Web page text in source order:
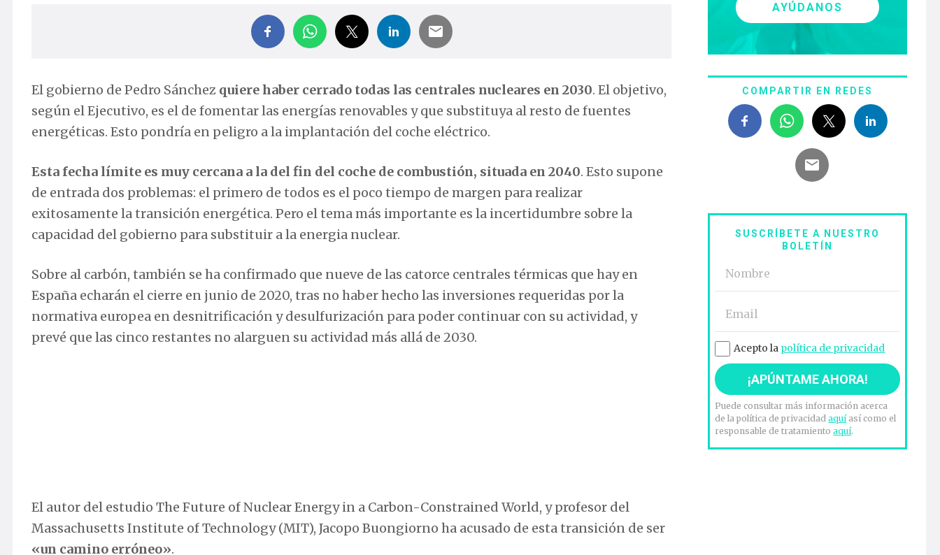
El gobierno de Pedro Sánchez quiere haber cerrado todas las centrales nucleares en 2030. El objetivo,
según el Ejecutivo, es el de fomentar las energías renovables y que substituya al resto de fuentes
energéticas. Esto pondría en peligro a la implantación del coche eléctrico.
Esta fecha límite es muy cercana a la del fin del coche de combustión, situada en 2040. Esto supone
de entrada dos problemas: el primero de todos es el poco tiempo de margen para realizar
exitosamente la transición energética. Pero el tema más importante es la incertidumbre sobre la
capacidad del gobierno para substituir a la energia nuclear.
Sobre al carbón, también se ha confirmado que nueve de las catorce centrales térmicas que hay en
España echarán el cierre en junio de 2020, tras no haber hecho las inversiones requeridas por la
normativa europea en desnitrificación y desulfurización para poder continuar con su actividad, y
prevé que las cinco restantes no alarguen su actividad más allá de 2030.
El análisis del MIT expone la contribución potencial que puede hacer la energía nuclear como
tecnología no contaminante. Sin esta contribución, el precio al que se conseguiría una profunda
descarbonización aumentaría significativamente, según el citado informe. «La lucha contra el cambio
AYÚDANOS
COMPARTIR EN REDES
SUSCRÍBETE A NUESTRO
BOLETÍN
Acepto la política de privacidad
Puede consultar más información acerca
de la política de privacidadaquíasí como el
responsable de tratamientoaquí.